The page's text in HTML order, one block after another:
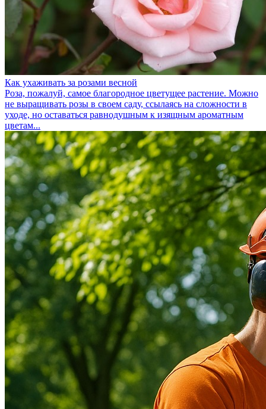
Как ухаживать за розами весной
Роза, пожалуй, самое благородное цветущее растение. Можно
не выращивать розы в своем саду, ссылаясь на сложности в
уходе, но оставаться равнодушным к изящным ароматным
цветам...